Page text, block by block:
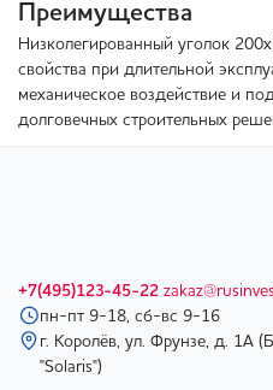
Преимущества
Низколегированный уголок
свойства при длительной
механическое воздействие и
долговечных строительных
+7(495)123-45-22
пн-пт 9-18, сб-вс 9-16
г. Королёв, ул. Фрунзе, д. 1А
"Solaris")